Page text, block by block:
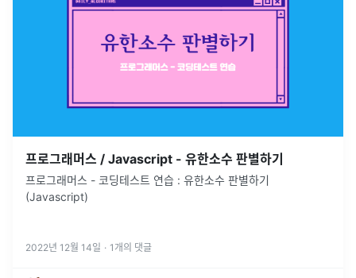
프로그래머스 / Javascript - 유한소수 판별하기
프로그래머스 - 코딩테스트 연습 : 유한소수 판별하기
(Javascript)
2022년 12월 14일 · 1 개의 댓글